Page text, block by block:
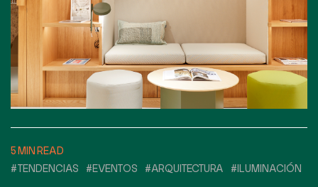
5 MIN READ
#TENDENCIAS
#EVENTOS #ARQUITECTURA #ILUMINACIÓN